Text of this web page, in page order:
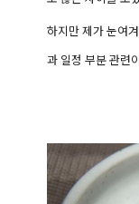
하지만 제가 눈여
과 일정 부분 관련